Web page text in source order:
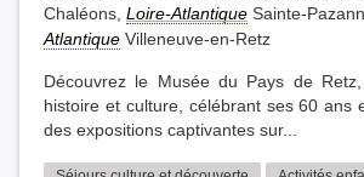
Chaléons, Loire-Atlantique Sainte-
Atlantique Villeneuve-en-Retz
Découvrez le Musée du Pays de
histoire et culture, célébrant ses 60 ans
des expositions captivantes sur...